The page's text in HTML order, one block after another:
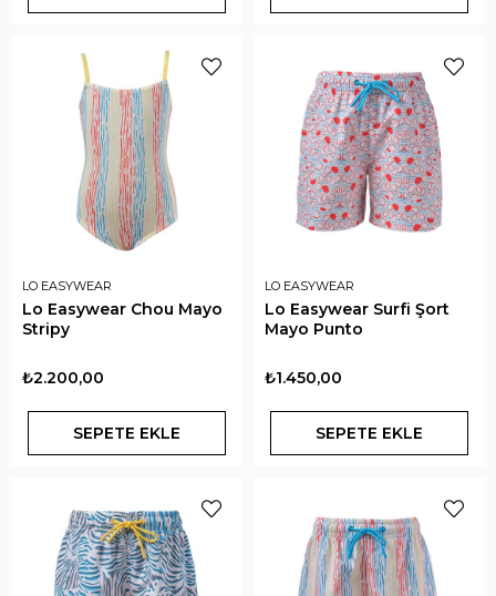
LO EASYWEAR
Lo Easywear Chou Mayo
Stripy
₺2.200,00
SEPETE EKLE
LO EASYWEAR
Lo Easywear Surfi Şort
Mayo Punto
₺1.450,00
SEPETE EKLE